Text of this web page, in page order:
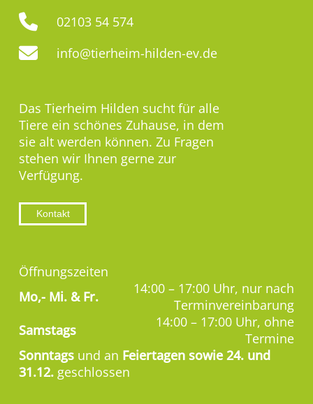
02103 54 574
info@tierheim-hilden-ev.de
Das Tierheim Hilden sucht für alle
Tiere ein schönes Zuhause, in dem
sie alt werden können. Zu Fragen
stehen wir Ihnen gerne zur
Verfügung.
Kontakt
Öffnungszeiten
Mo,- Mi. & Fr.
14:00 – 17:00 Uhr, nur nach
Terminvereinbarung
Samstags
14:00 – 17:00 Uhr, ohne
Termine
Sonntags und an Feiertagen sowie 24. und
31.12. geschlossen